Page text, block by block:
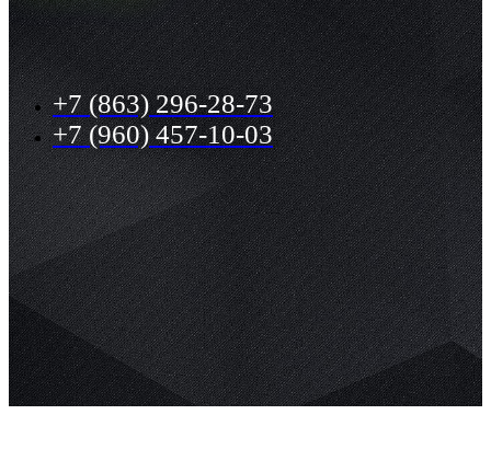
+7 (863) 296-28-73
+7 (960) 457-10-03